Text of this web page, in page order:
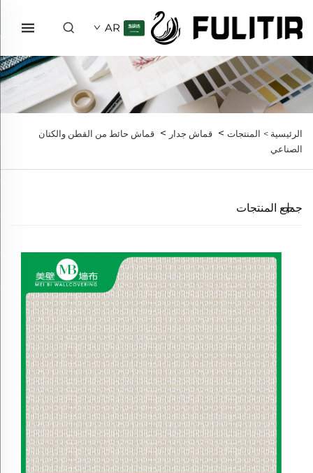
AR
الرئيسية > المنتجات > قماش جدار > قماش حائط من القطن والكتان
الصناعي
جميع المنتجات